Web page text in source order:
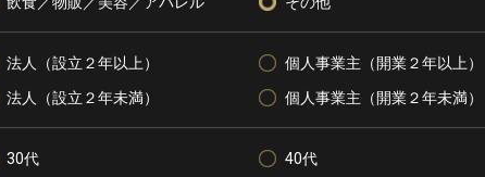
法人（設立２年以上）
個人事業主（開業２年以上）
法人（設立２年未満） 個人事業主（開業２年未満）
30代
40代